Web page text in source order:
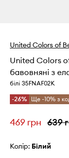
United Colors of
United Colors
бавовняні з
білі 35FNAF02K
-26% Ще -10% з
469 грн 639
Колір: білий